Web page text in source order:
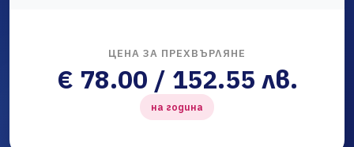
ЦЕНА ЗА ПРЕХВЪРЛЯНЕ
€ 78.00 / 152.55 лв.
на година